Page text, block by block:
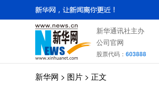
新华通讯社主办
公司官网
股票代码： 603888
新华网 > 图片 > 正文